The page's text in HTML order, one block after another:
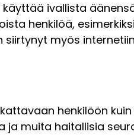
käyttää ivallista
henkilöä,
siirtynyt myös
henkilöön
ja muita haitallisia